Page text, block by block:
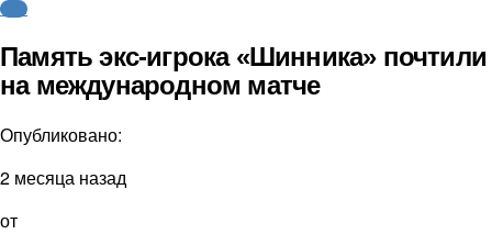
ФНЛ
Память экс-игрока «Шинника» почтили
на международном матче
Опубликовано:
2 месяца назад
от